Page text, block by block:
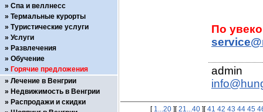
[ 1...20][21...40][41 42 43 44 45
Спа и веллнесс
Термальные курорты
Туристические услуги
Услуги
Развлечения
Обучение
Горячие предложения
Лечение в Венгрии
Недвижимость в Венгрии
Распродажи и скидки